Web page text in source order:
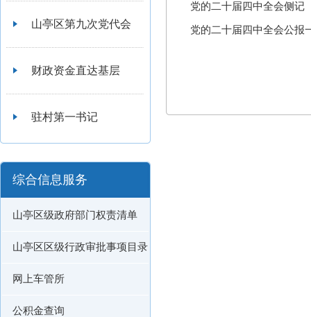
山亭区第九次党代会
财政资金直达基层
驻村第一书记
综合信息服务
山亭区级政府部门权责清单
山亭区区级行政审批事项目录
网上车管所
公积金查询
党的二十届四中全会侧记
党的二十届四中全会公报